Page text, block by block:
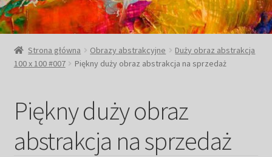
OBRAZY DOSTĘPNE
Duże obrazy
Małe obrazy
Postacie
Strona główna Obrazy abstrakcyjne
Duży obraz abstrakcja
100 x 100 #007
Piękny duży obraz abstrakcja na sprzedaż
Piękny duży obraz
abstrakcja na sprzedaż